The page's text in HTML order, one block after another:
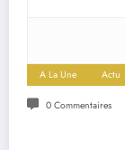
A La Une Actu
0 Commentaires